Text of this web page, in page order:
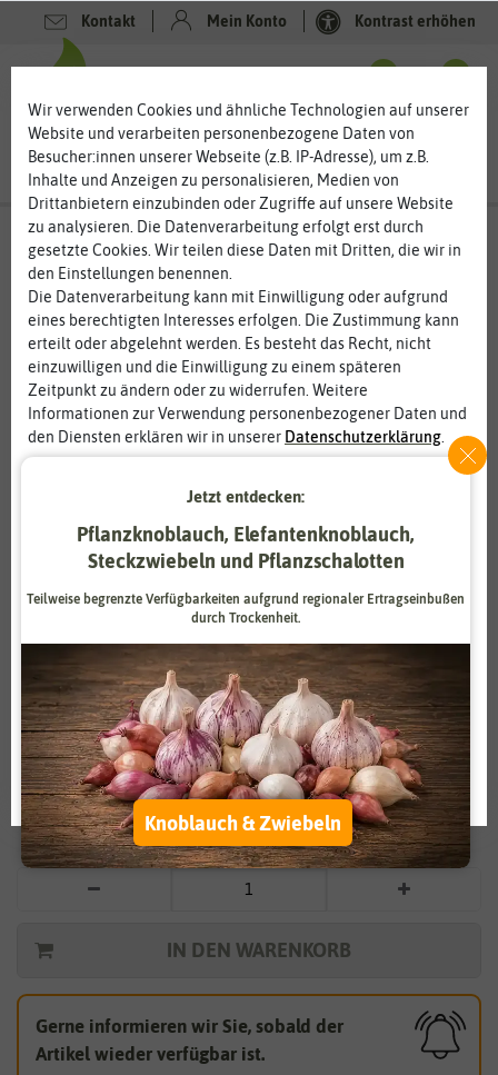
Kontakt Mein Konto Kontrast erhöhen
Vergrößern durch berühren
BIO Jungfer im Grünen (blau, weiß)
2,99 €
*
* inkl. 7% MwSt. zzgl.Versandkosten
IN DEN WARENKORB
Gerne informieren wir Sie, sobald der
Artikel wieder verfügbar ist.
Wir verwenden Cookies und ähnliche Technologien auf unserer
Website und verarbeiten personenbezogene Daten von
Besucher:innen unserer Webseite (z.B. IP-Adresse), um z.B.
Inhalte und Anzeigen zu personalisieren, Medien von
Drittanbietern einzubinden oder Zugriffe auf unsere Website
zu analysieren. Die Datenverarbeitung erfolgt erst durch
gesetzte Cookies. Wir teilen diese Daten mit Dritten, die wir in
den Einstellungen benennen.
Die Datenverarbeitung kann mit Einwilligung oder aufgrund
eines berechtigten Interesses erfolgen. Die Zustimmung kann
erteilt oder abgelehnt werden. Es besteht das Recht, nicht
einzuwilligen und die Einwilligung zu einem späteren
Zeitpunkt zu ändern oder zu widerrufen. Weitere
Informationen zur Verwendung personenbezogener Daten und
den Diensten erklären wir in unserer Daten­schutz­erklärung
Statistik
Zahlungsdienstleister Marketing
Externe Medien Funktional
Alle akzeptieren
Alle ablehnen
Auswahl akzeptieren
Jetzt entdecken:
Pflanzknoblauch, Elefantenknoblauch,
Steckzwiebeln und Pflanzschalotten
Teilweise begrenzte Verfügbarkeiten aufgrund regionaler Ertragseinbußen
durch Trockenheit.
Knoblauch & Zwiebeln